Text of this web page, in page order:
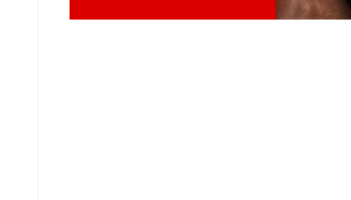
Jogue com responsabilidade. 18+